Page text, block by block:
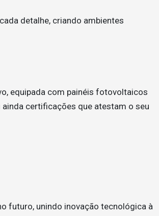
detalhe, criando ambientes
equipada com painéis fotovoltaicos
certificações que atestam o seu
futuro, unindo inovação tecnológica à